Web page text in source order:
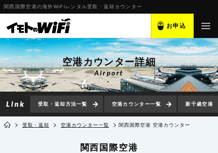
関西国際空港の海外WiFiレンタル受取・返却カウンター
お申込
空港カウンター詳細
Airport
受取・返却方法一覧 空港カウンター一覧 新千歳空港
受取・返却 空港カウンター一覧 関西国際空港 空港カウンター
関西国際空港